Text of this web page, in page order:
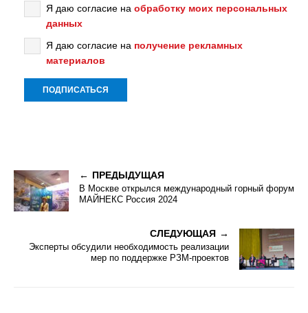
Я даю согласие на обработку моих персональных
данных
Я даю согласие на получение рекламных
материалов
ПРЕДЫДУЩАЯ
В Москве открылся международный горный форум
МАЙНЕКС Россия 2024
СЛЕДУЮЩАЯ
Эксперты обсудили необходимость реализации
мер по поддержке РЗМ-проектов